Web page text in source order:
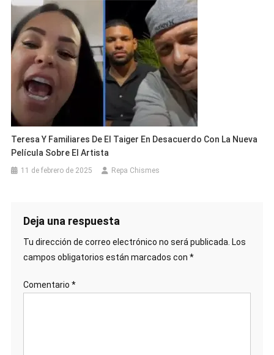
Teresa Y Familiares De El Taiger En Desacuerdo Con La Nueva
Película Sobre El Artista
11 de febrero de 2025 Repa Chismes
Deja una respuesta
Tu dirección de correo electrónico no será publicada. Los
campos obligatorios están marcados con *
Comentario *